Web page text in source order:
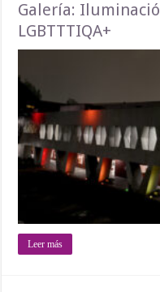
Galería:
LGBTTTIQA+
Leer más